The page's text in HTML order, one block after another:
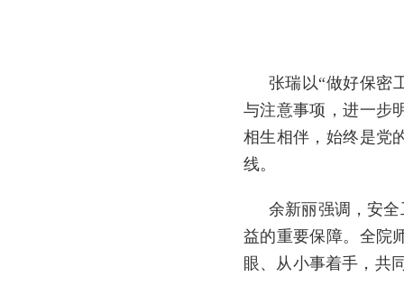
张瑞以“做好保密
与注意事项，进一步
相生相伴，始终是党
线。
余新丽强调，安
益的重要保障。全院
眼、从小事着手，共